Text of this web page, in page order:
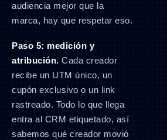
audiencia mejor que la
marca, hay que respetar eso.
Paso 5: medición y
atribución. Cada creador
recibe un UTM único, un
cupón exclusivo o un link
rastreado. Todo lo que llega
entra al CRM etiquetado, así
sabemos qué creador movió